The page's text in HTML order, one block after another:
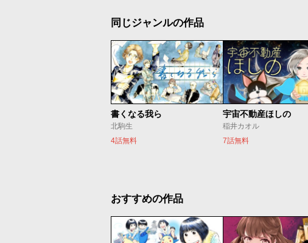
同じジャンルの作品
書くなる我ら
北駒生
4話無料
宇宙不動産ほしの
稲井カオル
7話無料
おすすめの作品